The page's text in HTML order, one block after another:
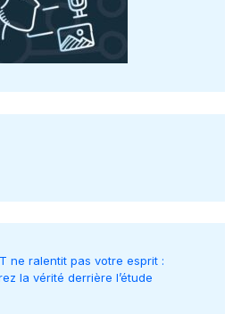
ne ralentit pas votre esprit :
la vérité derrière l’étude